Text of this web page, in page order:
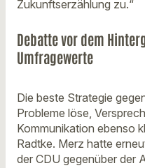
Zukunftserzählung zu.“
Debatte vor dem
Umfragewerte
Die beste Strategie
Probleme löse,
Kommunikation ebenso
Radtke. Merz hatte
der CDU gegenüber der